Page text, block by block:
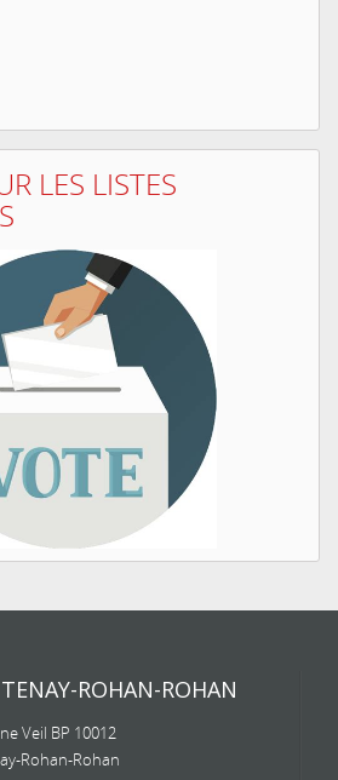
LES LISTES
ROHAN-ROHAN
Veil BP 10012
Rohan-Rohan